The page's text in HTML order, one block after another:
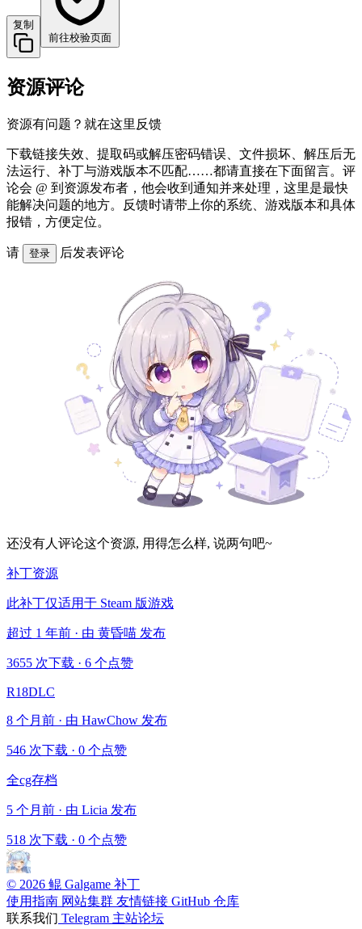
复制
前往校验页面
资源评论
资源有问题？就在这里反馈
下载链接失效、提取码或解压密码错误、文件损坏、解压后无
法运行、补丁与游戏版本不匹配……都请直接在下面留言。评
论会 @ 到资源发布者，他会收到通知并来处理，这里是最快
能解决问题的地方。反馈时请带上你的系统、游戏版本和具体
报错，方便定位。
请 登录 后发表评论
还没有人评论这个资源, 用得怎么样, 说两句吧~
补丁资源
此补丁仅适用于 Steam 版游戏
超过 1 年前 · 由 黄昏喵 发布
3655 次下载 · 6 个点赞
R18DLC
8 个月前 · 由 HawChow 发布
546 次下载 · 0 个点赞
全cg存档
5 个月前 · 由 Licia 发布
518 次下载 · 0 个点赞
© 2026 鲲 Galgame 补丁
使用指南 网站集群 友情链接 GitHub 仓库
联系我们 Telegram 主站论坛